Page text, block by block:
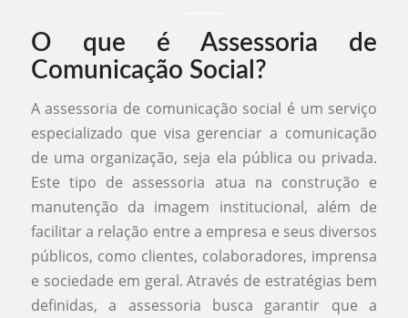
O que é Assessoria de
Comunicação Social?
A assessoria de comunicação social é um serviço
especializado que visa gerenciar a comunicação
de uma organização, seja ela pública ou privada.
Este tipo de assessoria atua na construção e
manutenção da imagem institucional, além de
facilitar a relação entre a empresa e seus diversos
públicos, como clientes, colaboradores, imprensa
e sociedade em geral. Através de estratégias bem
definidas, a assessoria busca garantir que a